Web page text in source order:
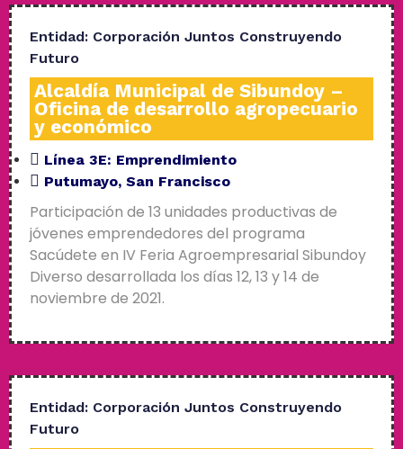
Entidad: Corporación Juntos Construyendo
Futuro
Alcaldía Municipal de Sibundoy –
Oficina de desarrollo agropecuario
y económico
Línea 3E: Emprendimiento
Putumayo, San Francisco
Participación de 13 unidades productivas de
jóvenes emprendedores del programa
Sacúdete en IV Feria Agroempresarial Sibundoy
Diverso desarrollada los días 12, 13 y 14 de
noviembre de 2021.
Entidad: Corporación Juntos Construyendo
Futuro